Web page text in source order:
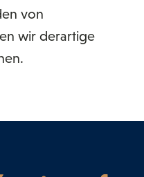
von
wir derartige